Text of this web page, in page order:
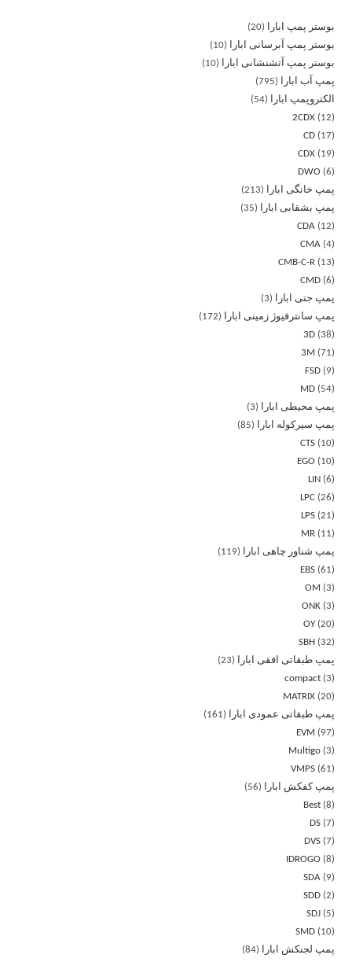
بوستر پمپ ابارا
20
بوستر پمپ آبرسانی ابارا
10
بوستر پمپ آتشنشانی ابارا
10
پمپ آب ابارا
795
الکتروپمپ ابارا
54
2CDX
12
CD
17
CDX
19
DWO
6
پمپ خانگی ابارا
213
پمپ بشقابی ابارا
35
CDA
12
CMA 4
CMB-C-R
13
CMD 6
پمپ جتی ابارا
3
پمپ سانترفیوژ زمینی ابارا
172
3D 38
3M
71
FSD
9
MD
54
پمپ محیطی ابارا
3
پمپ سیرکوله ابارا
85
CTS
10
EGO
10
LIN
6
LPC 26
LPS 21
MR
11
پمپ شناور چاهی ابارا
119
EBS 61
OM
3
ONK 3
OY 20
SBH
32
پمپ طبقاتی افقی ابارا
23
compact 3
MATRIX 20
پمپ طبقاتی عمودی ابارا
161
EVM
97
Multigo 3
VMPS 61
پمپ کفکش ابارا
56
Best 8
DS 7
DVS 7
IDROGO
8
SDA
9
SDD 2
SDJ
5
SMD
10
پمپ لجنکش ابارا
84